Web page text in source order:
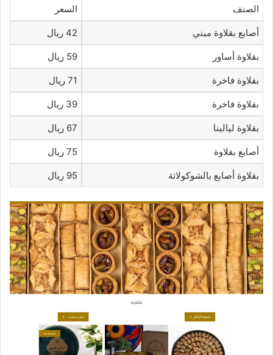
الصنف السعر
أصابع بقلاوة ميني 42 ريال
بقلاوة أساور 59 ريال
بقلاوة فاخرة 71 ريال
بقلاوة فاخرة 39 ريال
بقلاوة ليالينا 67 ريال
أصابع بقلاوة 75 ريال
بقلاوة أصابع بالشوكولاتة 95 ريال